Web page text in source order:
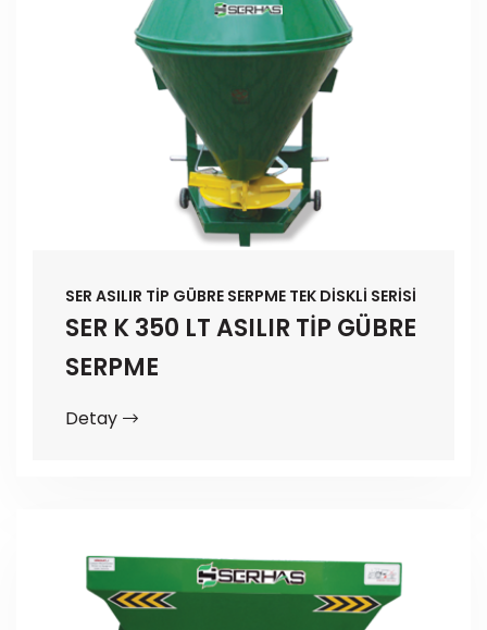
SER ASILIR TİP GÜBRE SERPME TEK DİSKLİ SERİSİ
SER K 350 LT ASILIR TİP GÜBRE
SERPME
Detay